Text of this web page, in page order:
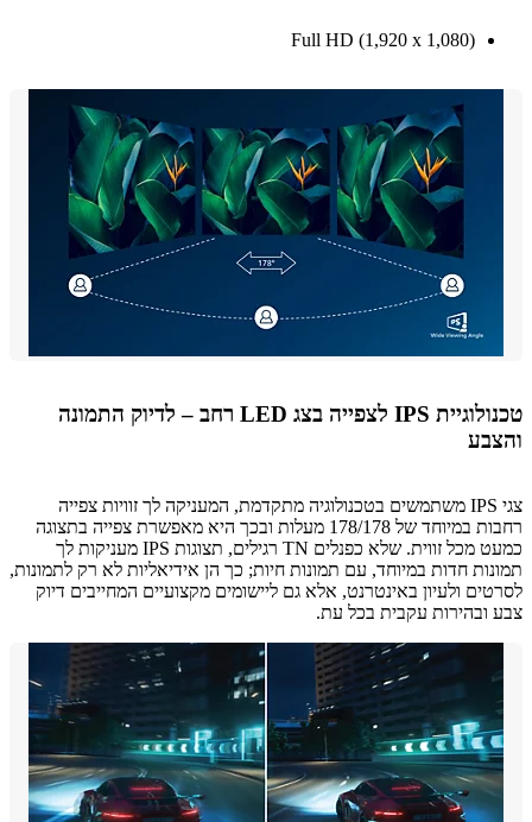
Full HD (1,920‎ x ‎1,080)
טכנולוגיית IPS לצפייה בצג LED רחב – לדיוק התמונה
צגי IPS משתמשים בטכנולוגיה מתקדמת, המעניקה לך זוויות צפייה
רחבות במיוחד של 178/178 מעלות ובכך היא מאפשרת צפייה בתצוגה
כמעט מכל זווית. שלא כפנלים TN רגילים, תצוגות IPS מעניקות לך
חדות במיוחד, עם תמונות חיות; כך הן אידיאליות לא רק לתמונות,
ולעיון באינטרנט, אלא גם ליישומים מקצועיים המחייבים דיוק
עקבית בכל עת.